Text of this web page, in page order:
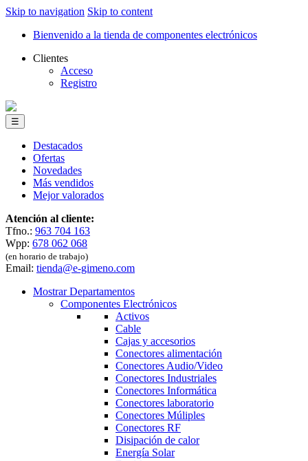
Skip to navigation Skip to content
Bienvenido a la tienda de componentes electrónicos
Clientes
Acceso
Registro
☰
Destacados
Ofertas
Novedades
Más vendidos
Mejor valorados
Atención al cliente:
Tfno.: 963 704 163
Wpp: 678 062 068
(en horario de trabajo)
Email: tienda@e-gimeno.com
Mostrar Departamentos
Componentes Electrónicos
Activos
Cable
Cajas y accesorios
Conectores alimentación
Conectores Audio/Video
Conectores Industriales
Conectores Informática
Conectores laboratorio
Conectores Múliples
Conectores RF
Disipación de calor
Energía Solar